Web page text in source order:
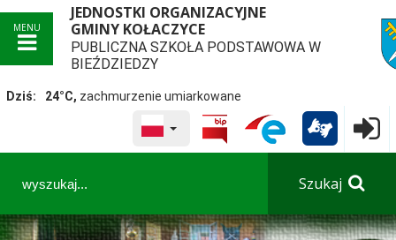
MENU
JEDNOSTKI ORGANIZACYJNE
GMINY KOŁACZYCE
PUBLICZNA SZKOŁA PODSTAWOWA W
BIEŹDZIEDZY
Dziś: 24°C, zachmurzenie umiarkowane
WYBRANY JĘZYK POLSKA
Szukaj
